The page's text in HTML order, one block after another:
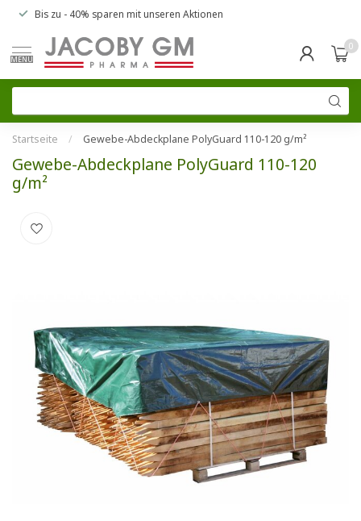
Bis zu - 40% sparen mit unseren Aktionen
MENU
0
Startseite / Gewebe-Abdeckplane PolyGuard 110-120 g/m²
Gewebe-Abdeckplane PolyGuard 110-120
g/m²